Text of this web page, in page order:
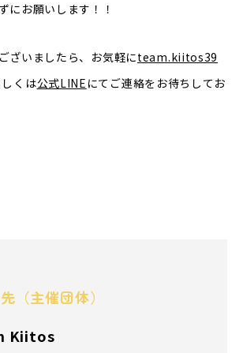
にお願いします！！
ざいましたら、お気軽にteam.kiitos39
くは公式LINE にてご連絡をお待ちしてお
（主催団体）
Kiitos